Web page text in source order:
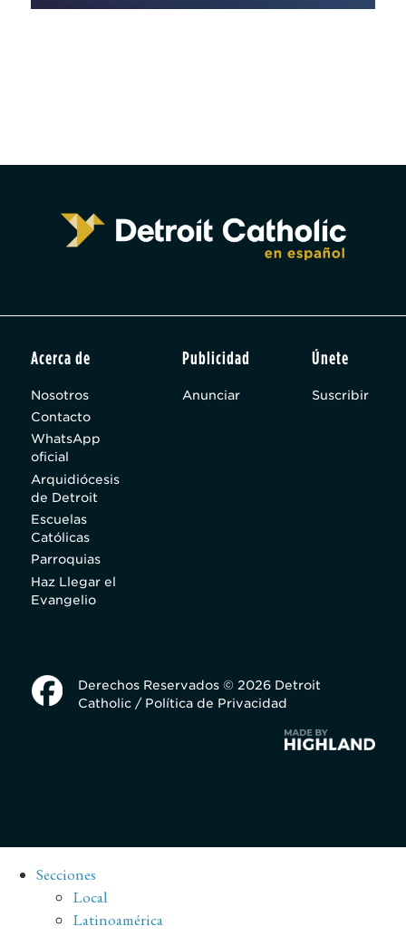
Acerca de
Nosotros
Contacto
WhatsApp
oficial
Arquidiócesis
de Detroit
Escuelas
Católicas
Parroquias
Haz Llegar el
Evangelio
Publicidad
Anunciar
Únete
Suscribir
Derechos Reservados © 2026 Detroit
Catholic / Política de Privacidad
Secciones
Local
Latinoamérica